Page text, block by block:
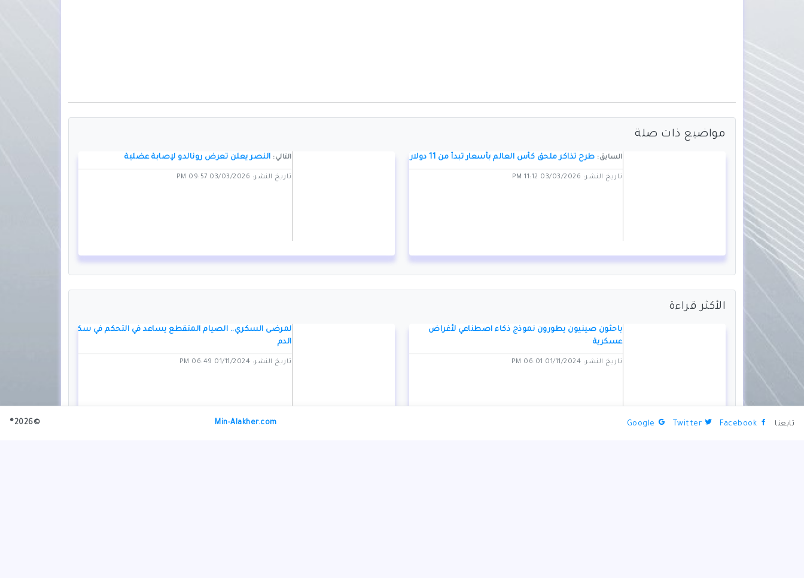
مواضيع ذات صلة
السابق: طرح تذاكر ملحق كأس العالم بأسعار تبدأ من 11 دولاراً
تاريخ النشر: 03/03/2026 11:12 PM
التالي: النصر يعلن تعرض رونالدو لإصابة عضلية
تاريخ النشر: 03/03/2026 09:57 PM
الأكثر قراءة
باحثون صينيون يطورون نموذج ذكاء اصطناعي لأغراض
عسكرية
تاريخ النشر: 01/11/2024 06:01 PM
لمرضى السكري.. الصيام المتقطع يساعد في التحكم في سكر
الدم
تاريخ النشر: 01/11/2024 06:49 PM
تابعنا Facebook
Twitter
Google
Min-Alakher.com
©2026®